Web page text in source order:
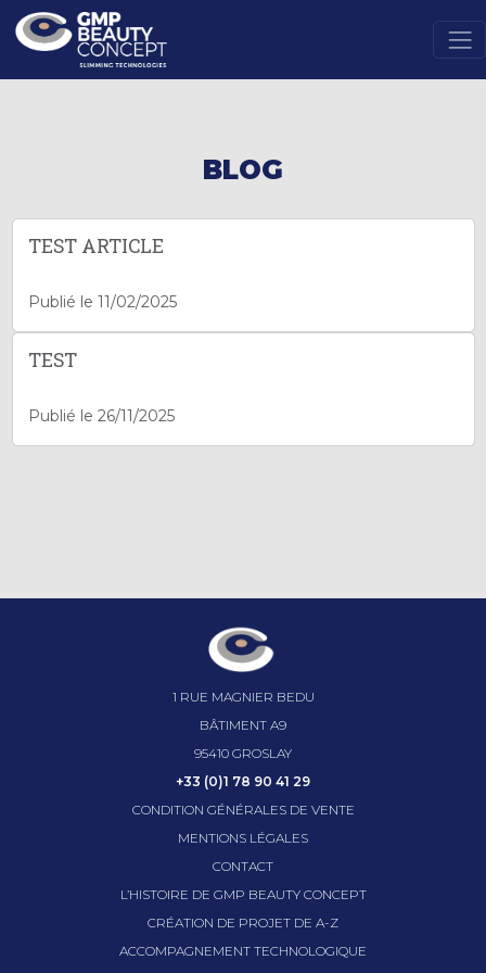
BLOG
TEST ARTICLE
Publié le 11/02/2025
TEST
Publié le 26/11/2025
1 RUE MAGNIER BEDU
BÂTIMENT A9
95410 GROSLAY
+33 (0)1 78 90 41 29
CONDITION GÉNÉRALES DE VENTE
MENTIONS LÉGALES
CONTACT
L’HISTOIRE DE GMP BEAUTY CONCEPT
CRÉATION DE PROJET DE A-Z
ACCOMPAGNEMENT TECHNOLOGIQUE